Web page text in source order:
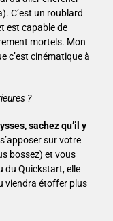
C’est un roublard
est capable de
mortels. Mon
c’est cinématique à
?
sachez qu’il y
sur votre
bossez) et vous
du Quickstart, elle
viendra étoffer plus